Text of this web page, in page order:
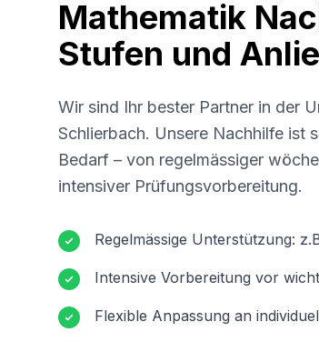
Mathematik
Stufen und
Wir sind Ihr bester Partner in der
Schlierbach. Unsere Nachhilfe ist
Bedarf – von regelmässiger
intensiver Prüfungsvorbereitung.
Regelmässige Unterstützung:
Intensive Vorbereitung vor
Flexible Anpassung an